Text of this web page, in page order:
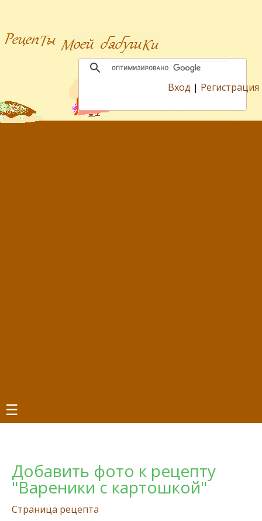
Вход | Регистрация
☰
Добавить фото к рецепту
"Вареники с картошкой"
Страница рецепта